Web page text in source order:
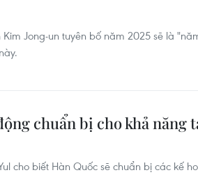
Kim Jong-un tuyên bố năm 2025 sẽ là
chuẩn bị cho khả
cho biết Hàn Quốc sẽ chuẩn bị các kế